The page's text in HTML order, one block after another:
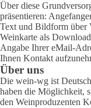
Über diese
präsentieren:
Text und Bildform über
Weinkarte als
Angabe Ihrer eMail-
Ihnen Kontakt
Über uns
Die wein-wg ist
haben die Möglichkeit,
den Weinproduzenten